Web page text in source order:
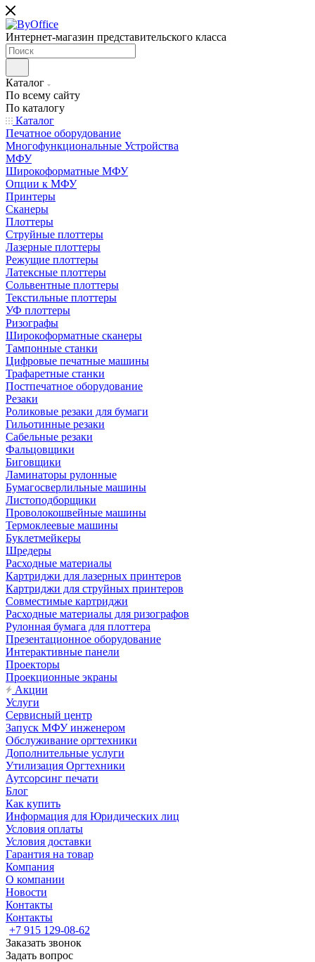
Интернет-магазин представительского класса
Каталог
По всему сайту
По каталогу
Каталог
Печатное оборудование
Многофункциональные Устройства
МФУ
Широкоформатные МФУ
Опции к МФУ
Принтеры
Сканеры
Плоттеры
Струйные плоттеры
Лазерные плоттеры
Режущие плоттеры
Латексные плоттеры
Сольвентные плоттеры
Текстильные плоттеры
УФ плоттеры
Ризографы
Широкоформатные сканеры
Тампонные станки
Цифровые печатные машины
Трафаретные станки
Постпечатное оборудование
Резаки
Роликовые резаки для бумаги
Гильотинные резаки
Сабельные резаки
Фальцовщики
Биговщики
Ламинаторы рулонные
Бумагосверлильные машины
Листоподборщики
Проволокошвейные машины
Термоклеевые машины
Буклетмейкеры
Шредеры
Расходные материалы
Картриджи для лазерных принтеров
Картриджи для струйных принтеров
Совместимые картриджи
Расходные материалы для ризографов
Рулонная бумага для плоттера
Презентационное оборудование
Интерактивные панели
Проекторы
Проекционные экраны
Акции
Услуги
Сервисный центр
Запуск МФУ инженером
Обслуживание оргтехники
Дополнительные услуги
Утилизация Оргтехники
Аутсорсинг печати
Блог
Как купить
Информация для Юридических лиц
Условия оплаты
Условия доставки
Гарантия на товар
Компания
О компании
Новости
Контакты
Контакты
+7 915 129-08-62
Заказать звонок
Задать вопрос